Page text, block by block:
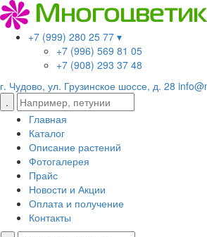
+7 (999) 280 25 77 ▾
+7 (996) 569 81 05
+7 (908) 293 37 48
г. Чудово, ул. Грузинское шоссе, д. 28
Главная
Каталог
Описание растений
Фотогалерея
Прайс
Новости и Акции
Оплата и получение
Контакты